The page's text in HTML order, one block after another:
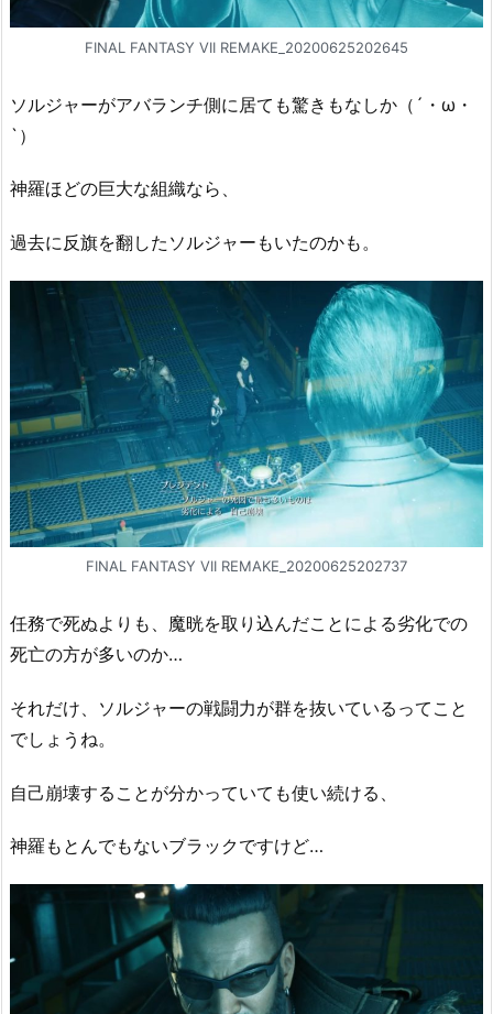
FINAL FANTASY VII REMAKE_20200625202645
ソルジャーがアバランチ側に居ても驚きもなしか（´・ω・
`）
神羅ほどの巨大な組織なら、
過去に反旗を翻したソルジャーもいたのかも。
FINAL FANTASY VII REMAKE_20200625202737
任務で死ぬよりも、魔晄を取り込んだことによる劣化での
死亡の方が多いのか…
それだけ、ソルジャーの戦闘力が群を抜いているってこと
でしょうね。
自己崩壊することが分かっていても使い続ける、
神羅もとんでもないブラックですけど…